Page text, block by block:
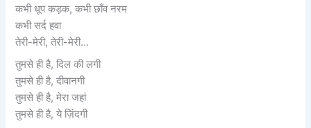
कभी धूप कड़क, कभी छाँव नरम
कभी सर्द हवा
तेरी-मेरी, तेरी-मेरी…
तुमसे ही है, दिल की लगी
तुमसे ही है, दीवानगी
तुमसे ही है, मेरा जहां
तुमसे ही है, ये ज़िंदगी